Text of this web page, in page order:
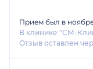
Прием был в
В клинике "СМ-
Отзыв оставлен